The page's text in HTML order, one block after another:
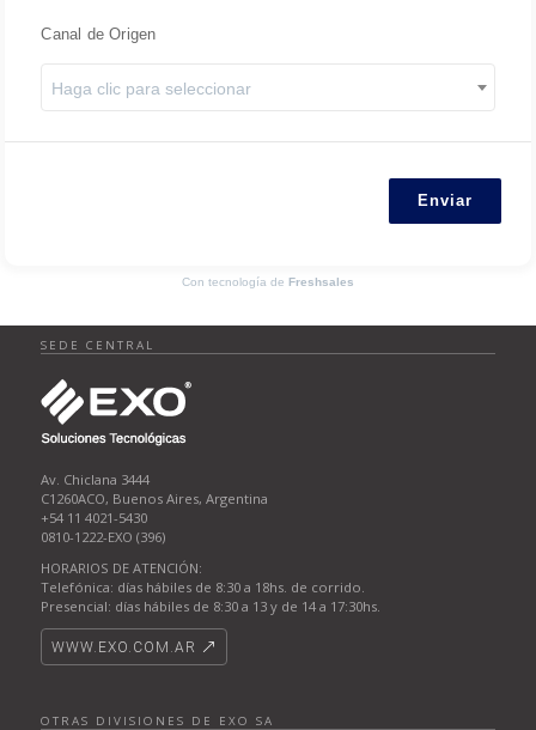
Canal de Origen
Haga clic para seleccionar
Enviar
Con tecnología de Freshsales
SEDE CENTRAL
Av. Chiclana 3444
C1260ACO, Buenos Aires, Argentina
+54 11 4021-5430
0810-1222-EXO (396)
HORARIOS DE ATENCIÓN:
Telefónica: días hábiles de 8:30 a 18hs. de corrido.
Presencial: días hábiles de 8:30 a 13 y de 14 a 17:30hs.
WWW.EXO.COM.AR
OTRAS DIVISIONES DE EXO SA